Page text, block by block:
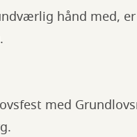
hånd med, er
med